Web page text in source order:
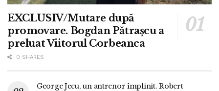
EXCLUSIV/Mutare după
promovare. Bogdan Pătrașcu a
preluat Viitorul Corbeanca
0 SHARES
George Jecu, un antrenor împlinit. Robert